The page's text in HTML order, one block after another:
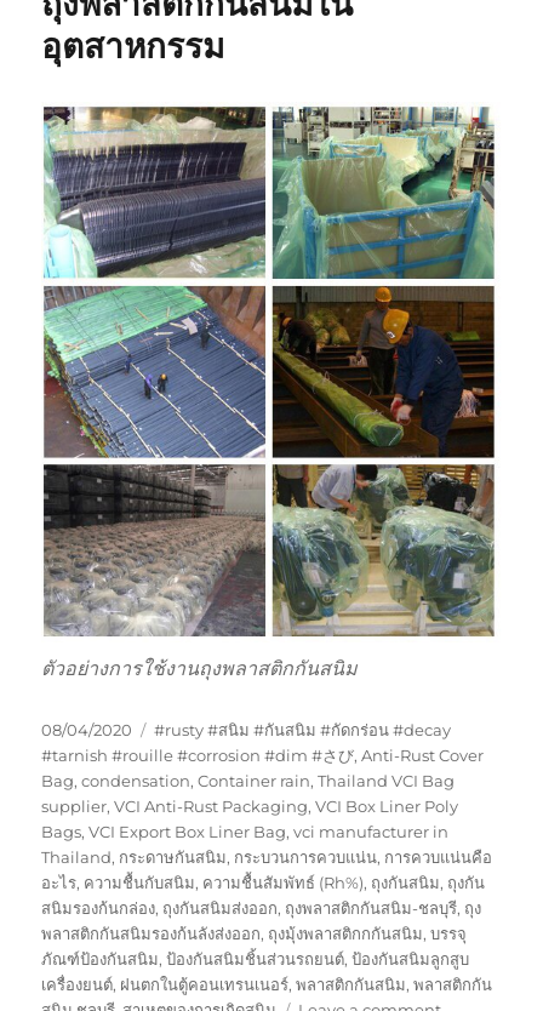
เก็บ
ระยะ
ยาว
อุตสาหกรรม
ตัวอย่างการใช้งานถุงพลาสติกกันสนิม
Posted
on
08/04/2020 Tags
#rusty #สนิม #กันสนิม #กัดกร่อน #decay
#tarnish #rouille #corrosion #dim #さび,Anti-Rust Cover
Bag,condensation,Container rain,Thailand VCI Bag
supplier,VCI Anti-Rust Packaging,VCI Box Liner Poly
Bags,VCI Export Box Liner Bag,vci manufacturer in
Thailand, กระดาษกันสนิม, กระบวนการควบแน่น, การควบแน่นคือ
อะไร, ความชื้นกับสนิม, ความชื้นสัมพัทธ์ (Rh%), ถุงกันสนิม, ถุงกัน
สนิมรองก้นกล่อง, ถุงกันสนิมส่งออก, ถุงพลาสติกกันสนิม-ชลบุรี, ถุง
พลาสติกกันสนิมรองก้นลังส่งออก, ถุงมุ้งพลาสติกกกันสนิม,บรรจุ
ภัณฑ์ป้องกันสนิม,ป้องกันสนิมชิ้นส่วนรถยนต์,ป้องกันสนิมลูกสูบ
เครื่องยนต์, ฝนตกในตู้คอนเทรนเนอร์,พลาสติกกันสนิม,พลาสติกกัน